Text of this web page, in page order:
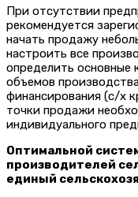
При отсутствии
рекомендуется
начать продажу
настроить все
определить основные
объемов
финансирования (с/х
точки продажи
индивидуального
Оптимальной
производителей
единый